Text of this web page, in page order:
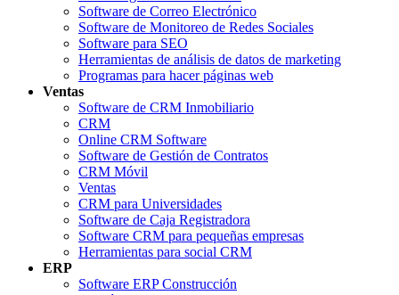
Software de Correo Electrónico
Software de Monitoreo de Redes Sociales
Software para SEO
Herramientas de análisis de datos de marketing
Programas para hacer páginas web
Ventas
Software de CRM Inmobiliario
CRM
Online CRM Software
Software de Gestión de Contratos
CRM Móvil
Ventas
CRM para Universidades
Software de Caja Registradora
Software CRM para pequeñas empresas
Herramientas para social CRM
ERP
Software ERP Construcción